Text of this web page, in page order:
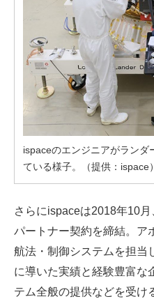
ispaceのエンジニアがランダ
ている様子。（提供：ispace）
さらにispaceは2018年10
パートナー契約を締結。ア
航法・制御システムを担当
に導いた実績と経験豊富な
テム全般の提供などを受け